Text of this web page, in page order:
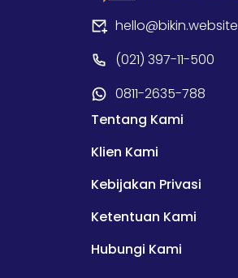
hello@bikin.website
(021) 397-11-500
0811-2635-788
Tentang Kami
Klien Kami
Kebijakan Privasi
Ketentuan Kami
Hubungi Kami